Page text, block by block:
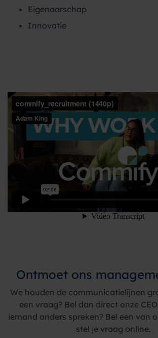
Eigenaarschap
Innovatie
Ontmoet ons
We houden de communicatielijnen
een vraag? Bel dan direct onze
iemand anders spreken? Bel een van
stel je vraag online.